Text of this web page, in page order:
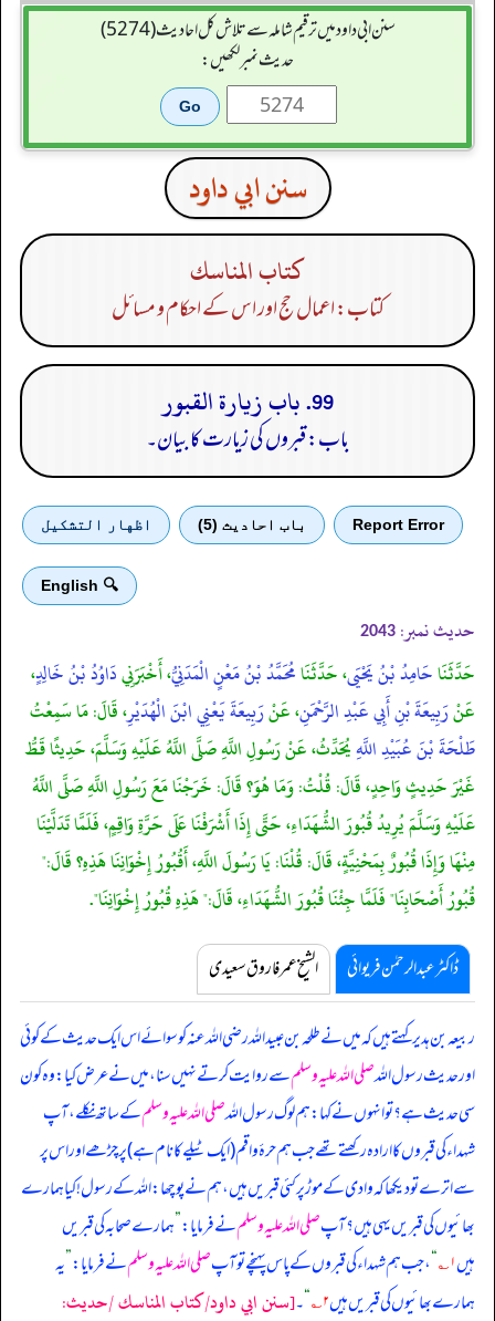
سنن ابي داود میں ترقیم شاملہ سے تلاش کل احادیث (5274)
حدیث نمبر لکھیں:
سنن ابي داود
كتاب المناسك
کتاب: اعمال حج اور اس کے احکام و مسائل
99. باب زيارة القبور
باب: قبروں کی زیارت کا بیان۔
Report Error باب احادیث (5) اظهار التشكيل
🔍 English
حدیث نمبر: 2043
حَدَّثَنَاحَامِدُ بْنُ يَحْيَى، حَدَّثَنَامُحَمَّدُ بْنُ مَعْنٍ الْمَدَنِيُّ، أَخْبَرَنِيدَاوُدُ بْنُ خَالِدٍ،
عَنْرَبِيعَةَ بْنِ أَبِي عَبْدِ الرَّحْمَنِ، عَنْرَبِيعَةَ يَعْنِي ابْنَ الْهُدَيْرِ، قَالَ: مَا سَمِعْتُ
طَلْحَةَ بْنَ عُبَيْدِ اللَّهِيُحَدِّثُ، عَنْ رَسُولِ اللَّهِ صَلَّى اللَّهُ عَلَيْهِ وَسَلَّمَ، حَدِيثًا قَطُّ
غَيْرَ حَدِيثٍ وَاحِدٍ، قَالَ: قُلْتُ: وَمَا هُوَ؟ قَالَ: خَرَجْنَا مَعَ رَسُولِ اللَّهِ صَلَّى اللَّهُ
عَلَيْهِ وَسَلَّمَ يُرِيدُ قُبُورَ الشُّهَدَاءِ، حَتَّى إِذَا أَشْرَفْنَا عَلَى حَرَّةِ وَاقِمٍ، فَلَمَّا تَدَلَّيْنَا
مِنْهَا وَإِذَا قُبُورٌ بِمَحْنِيَّةٍ، قَالَ: قُلْنَا: يَا رَسُولَ اللَّهِ، أَقُبُورُ إِخْوَانِنَا هَذِهِ؟ قَالَ:"
قُبُورُ أَصْحَابِنَا" فَلَمَّا جِئْنَا قُبُورَ الشُّهَدَاءِ، قَالَ:" هَذِهِ قُبُورُ إِخْوَانِنَا".
ڈاکٹر عبدالرحمٰن فریوائی الشیخ عمر فاروق سعیدی
ربیعہ بن ہدیر کہتے ہیں کہمیں نے طلحہ بن عبیداللہ رضی اللہ عنہ کو سوائے اس ایک حدیث کے کوئی
اور حدیث رسول اللہصلی اللہ علیہ وسلمسے روایت کرتے نہیں سنا، میں نے عرض کیا: وہ کون
سی حدیث ہے؟ تو انہوں نے کہا: ہم لوگ رسول اللہصلی اللہ علیہ وسلمکے ساتھ نکلے، آپ
شہداء کی قبروں کا ارادہ رکھتے تھے جب ہم حرۂ واقم (ایک ٹیلے کا نام ہے) پر چڑھے اور اس پر
سے اترے تو دیکھا کہ وادی کے موڑ پر کئی قبریں ہیں، ہم نے پوچھا: اللہ کے رسول! کیا ہمارے
بھائیوں کی قبریں یہی ہیں؟ آپصلی اللہ علیہ وسلمنے فرمایا:”ہمارے صحابہ کی قبریں
ہیں۱؎ “، جب ہم شہداء کی قبروں کے پاس پہنچے تو آپصلی اللہ علیہ وسلمنے فرمایا:”یہ
ہمارے بھائیوں کی قبریں ہیں۲؎ “۔[سنن ابي داود/كتاب المناسك /حدیث: